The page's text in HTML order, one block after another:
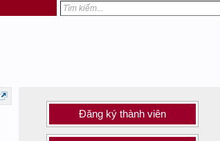
Đăng ký thành viên